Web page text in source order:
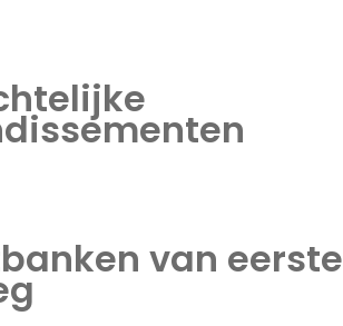
van eerste